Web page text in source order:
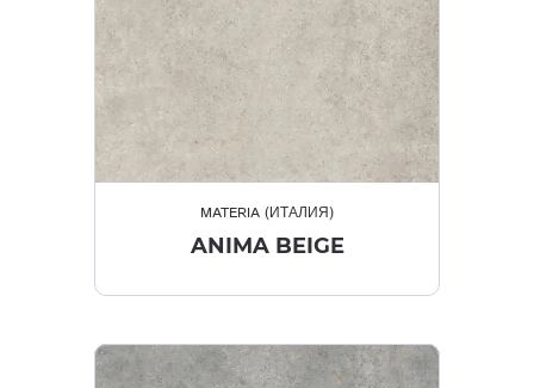
MATERIA (ИТАЛИЯ)
ANIMA BEIGE